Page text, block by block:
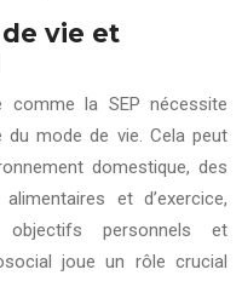
vie et
comme la SEP nécessite
du mode de vie. Cela peut
domestique, des
et d’exercice,
objectifs personnels et
joue un rôle crucial